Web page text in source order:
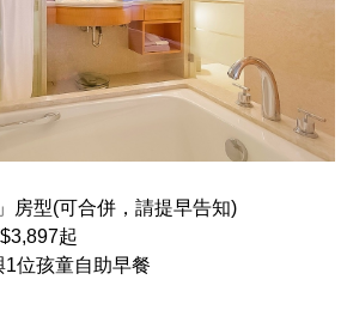
房型(可合併，請提早告知)
起
位孩童自助早餐